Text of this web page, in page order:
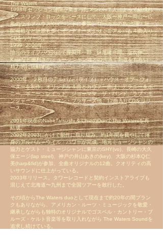
The Waters
1998年セッション仲間が集まったメンバ−７人によって結成れ
る。スワンプ・ロックをベースにして、大阪〜神戸〜岡山〜広
島のライブハウスやイベントに参加。ローカルのTV出演・新
聞掲載など話題も多くインディーズよりミニアルバム４曲入り
CDをリリース。
1999~2000年
地元のライブハウスにて服田洋一郎、妹尾隆一郎、塩次伸二、
Kajaなど腕利きのミュージシャン達との共演で刺激をもらい
精力的に活動する。
2000年、２枚目のアルバム（ライブ）＝ハウス・オブ・ウォ
ーターを制作。オリジナル４曲とカヴァー曲は、デラニー＆ボ
ニー、ボニー・レイット、ジョーママ、ザ・バンド、ラブ・モ
ンジャーズ、オールマン・ブラザーズ他 12曲入りCDをリリ
ース。
2001年現在のNabeTatsushi & ChieのDuoでThe Watersを再
結成。
2002年2003にかけて制作に取り組み、約1年間を費やして渾
身のアルバム＝ウイル・パワーが完成。地元ミュージシャンの
協力とゲスト・ミュージシャンに東京のSHY(vo)、長崎の大久
保エージ(lap steel)、神戸の井山あきの(key)、大阪の杉本Q仁
美(harp&fid)が参加、全曲オリジナルの12曲。クオリティの高
いサウンドに仕上がっている。
2003年リリース。タワーレコードと契約インストアライブも
混じえて北海道〜九州まで全国ツアーを敢行した。
その頃からThe Waters duoとして現在まで約20年の間ブラン
クもありながら、アメリカン・ルーツ・ミュージックを敬愛・
継承しながらも独特のオリジナルでゴスペル・カントリー・ブ
ルーズ・ケルト音楽等を取り入れながら The Waters Soundを
追求し続けている。